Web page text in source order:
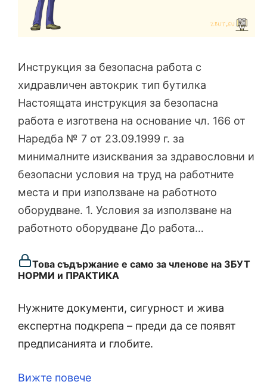
Инструкция за безопасна работа с
хидравличен автокрик тип бутилка
Настоящата инструкция за безопасна
работа е изготвена на основание чл. 166 от
Наредба № 7 от 23.09.1999 г. за
минималните изисквания за здравословни и
безопасни условия на труд на работните
места и при използване на работното
оборудване. 1. Условия за използване на
работното оборудване До работа…
Това съдържание е само за членове на ЗБУТ
НОРМИ и ПРАКТИКА
Нужните документи, сигурност и жива
експертна подкрепа – преди да се появят
предписанията и глобите.
Вижте повече